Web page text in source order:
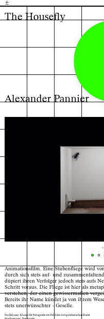
±
The Housefly
Alexander Pannier
©
Animationsfilm. Eine Stubenfliege wird
durch sich stets auf- und
düpiert ihren Verfolger jedoch stets aufs
Schritt voraus. Die Fliege ist hier als
verstehen, der einen gewissermaßen
Bereits ihr Name kündet ja von ihrem
stets unerwünschter - Geselle.
Fachklasse: Klasse für Fotografie im Feld der zeitgenössischen Kunst
H